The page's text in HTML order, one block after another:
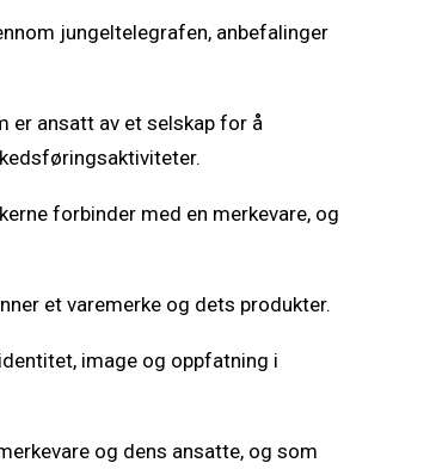
jungeltelegrafen, anbefalinger
er ansatt av et selskap for å
forbinder med en merkevare, og
et varemerke og dets produkter.
image og oppfatning i
og dens ansatte, og som